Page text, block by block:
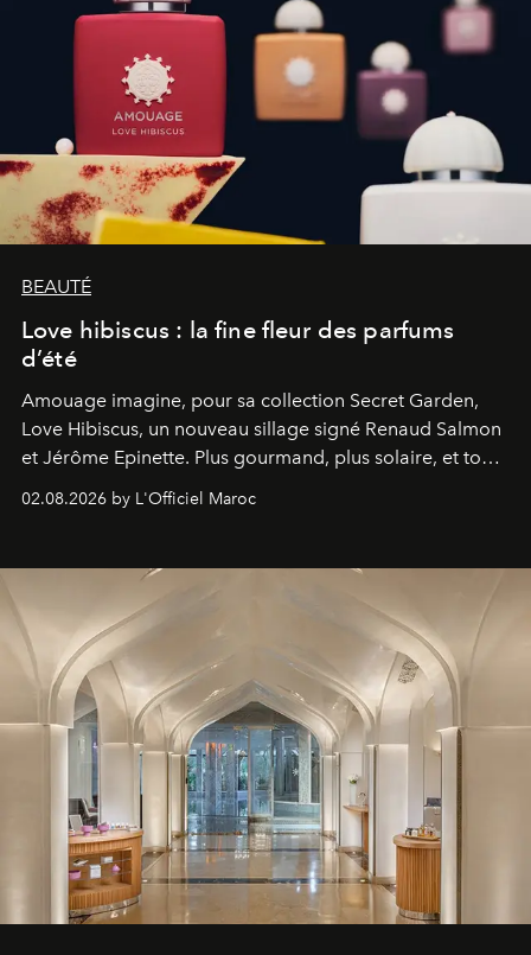
BEAUTÉ
Love hibiscus : la fine fleur des parfums
d’été
Amouage imagine, pour sa collection Secret Garden,
Love Hibiscus, un nouveau sillage signé Renaud Salmon
et Jérôme Epinette. Plus gourmand, plus solaire, et tout
à fait irrésistible.
02.08.2026 by L'Officiel Maroc